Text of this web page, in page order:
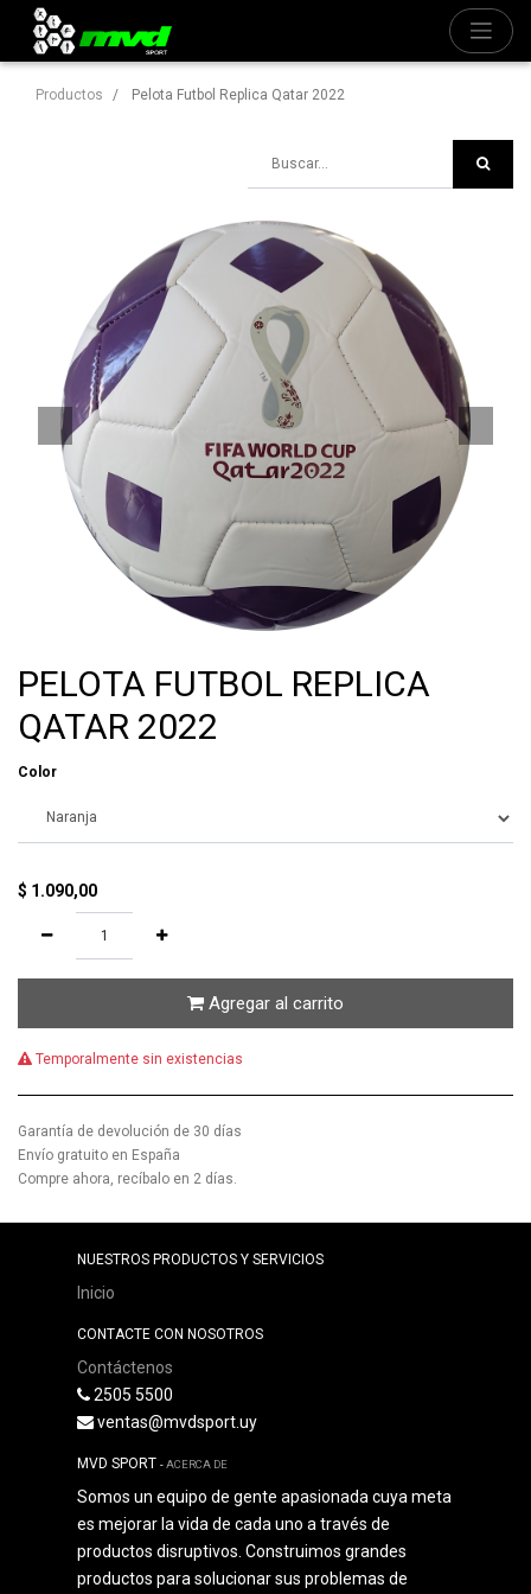
Productos Pelota Futbol Replica Qatar 2022
PELOTA FUTBOL REPLICA
QATAR 2022
Color
$ 1.090,00
Agregar al carrito
Temporalmente sin existencias
Garantía de devolución de 30 días
Envío gratuito en España
Compre ahora, recíbalo en 2 días.
NUESTROS PRODUCTOS Y SERVICIOS
Inicio
CONTACTE CON NOSOTROS
Contáctenos
2505 5500
ventas@mvdsport.uy
MVD SPORT -ACERCA DE
Somos un equipo de gente apasionada cuya meta
es mejorar la vida de cada uno a través de
productos disruptivos. Construimos grandes
productos para solucionar sus problemas de